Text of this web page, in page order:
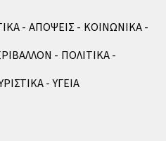
ΑΠΟΨΕΙΣ
ΚΟΙΝΩΝΙΚΑ
ΠΟΛΙΤΙΚΑ
ΥΓΕΙΑ